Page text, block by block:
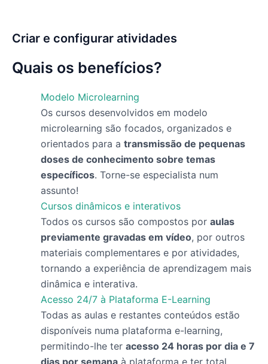
Criar e configurar atividades
Quais os benefícios?
Modelo Microlearning
Os cursos desenvolvidos em modelo
microlearning são focados, organizados e
orientados para a transmissão de pequenas
doses de conhecimento sobre temas
específicos. Torne-se especialista num
assunto!
Cursos dinâmicos e interativos
Todos os cursos são compostos por aulas
previamente gravadas em vídeo, por outros
materiais complementares e por atividades,
tornando a experiência de aprendizagem mais
dinâmica e interativa.
Acesso 24/7 à Plataforma E-Learning
Todas as aulas e restantes conteúdos estão
disponíveis numa plataforma e-learning,
permitindo-lhe ter acesso 24 horas por dia e 7